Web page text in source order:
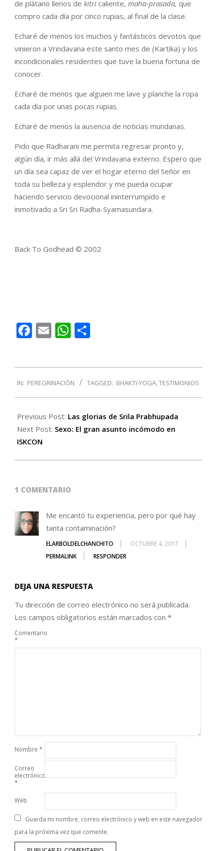
de plátano llenos de kitri caliente, maha-prasada, que
compro cada día por cinco rupias, al final de la clase.
Echaré de menos los muchos y fantásticos devotos que
vinieron a Vrindavana este santo mes de (Kartika) y los
incondicionales residentes que tuve la buena fortuna de
conocer.
Echaré de menos que alguien me lave y planche la ropa
cada día por unas pocas rupias.
Echaré de menos la ausencia de noticias mundanas.
Pido que Radharani me permita regresar pronto y,
algún día, ir más allá del Vrindavana externo. Espero que
un día sea capaz de ver el hogar eterno del Señor en
toda su belleza y esplendor y me pueda ocupar
haciendo servicio devocional ininterrumpido e
inmotivado a Sri Sri Radha-Syamasundara.
Back To Godhead © 2002
Facebook
EmailWhatsApp
10-
04
IN: PEREGRINACIÓN TAGGED: BHAKTI-YOGA,TESTIMONIOS
Previous Post: Las glorias de Srila Prabhupada
Next Post: Sexo: El gran asunto incómodo en
ISKCON
1 COMENTARIO
Me encantó tu experiencia, pero por qué hay
tanta contaminación?
ELARBOLDELCHANCHITO
OCTUBRE 4, 2017
PERMALINK
RESPONDER
DEJA UNA RESPUESTA
Tu dirección de correo electrónico no será publicada.
Los campos obligatorios están marcados con *
Comentario
*
Nombre *
Correo
electrónico
*
Web
Guarda mi nombre, correo electrónico y web en este navegador
para la próxima vez que comente.